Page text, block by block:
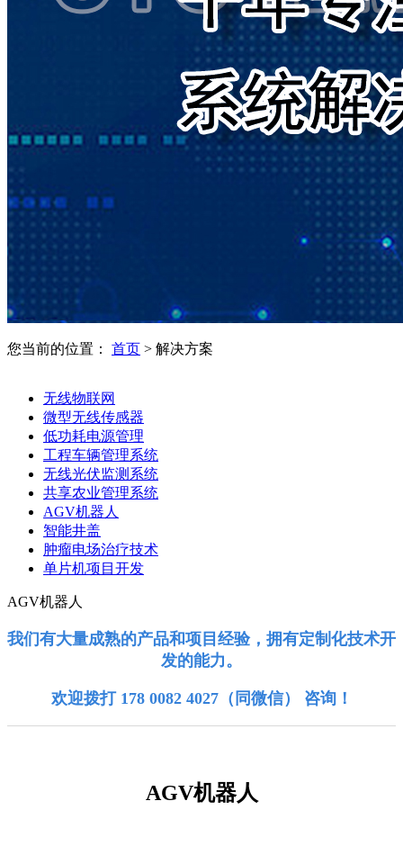
您当前的位置： 首页 > 解决方案
无线物联网
微型无线传感器
低功耗电源管理
工程车辆管理系统
无线光伏监测系统
共享农业管理系统
AGV机器人
智能井盖
肿瘤电场治疗技术
单片机项目开发
AGV机器人
我们有大量成熟的产品和项目经验， 拥有定制化技术开
发的能力 。
欢迎拨打 178 0082 4027（同微信） 咨询！
AGV机器人